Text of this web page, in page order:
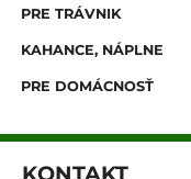
PRE TRÁVNIK
KAHANCE, NÁPLNE
PRE DOMÁCNOSŤ
KONTAKT